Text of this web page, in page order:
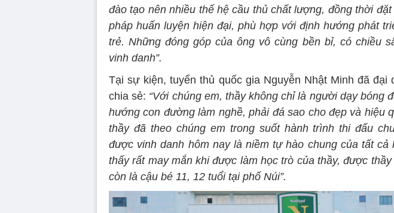
đào tạo nên nhiều thế hệ cầu thủ chất lượng, đồng thời
pháp huấn luyện hiện đại, phù hợp với định hướng phát
trẻ. Những đóng góp của ông vô cùng bền bỉ, có chiều
vinh danh”.
Tại sự kiện, tuyển thủ quốc gia Nguyễn Nhật Minh đã đại
chia sẻ: “Với chúng em, thầy không chỉ là người dạy bóng
hướng con đường làm nghề, phải đá sao cho đẹp và hiệu
thầy đã theo chúng em trong suốt hành trình thi đấu
được vinh danh hôm nay là niềm tự hào chung của tất cả
thấy rất may mắn khi được làm học trò của thầy, được
còn là cậu bé 11, 12 tuổi tại phố Núi”.